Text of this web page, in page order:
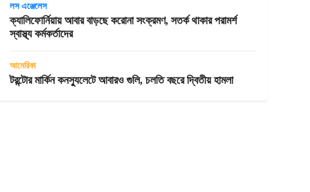
লস এঞ্জেলেস
ক্যালিফোর্নিয়ায় আবার বাড়ছে করোনা সংক্রমণ, সতর্ক থাকার পরামর্শ
স্বাস্থ্য কর্মকর্তাদের
আমেরিকা
টরন্টোর মার্কিন কনস্যুলেটে আবারও গুলি, চলতি বছরে দ্বিতীয় হামলা